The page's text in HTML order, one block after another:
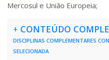
240 H 30dias 90
Mercosul e União Europeia;
+ CONTEÚDO
DISCIPLINAS COMPLEMENTARES
SELECIONADA